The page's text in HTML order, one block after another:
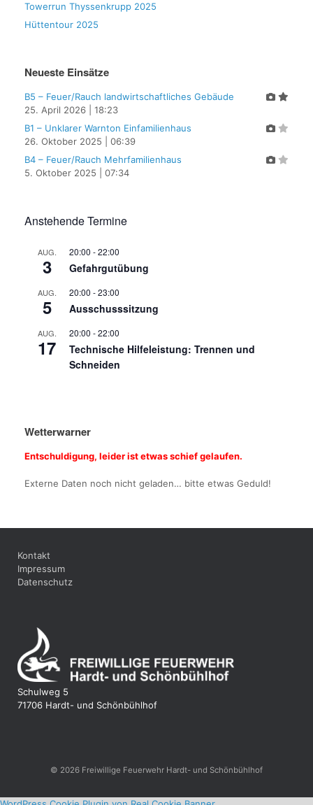
Towerrun Thyssenkrupp 2025
Hüttentour 2025
Neueste Einsätze
B5 – Feuer/Rauch landwirtschaftliches Gebäude
25. April 2026
18:23
B1 – Unklarer Warnton Einfamilienhaus
26. Oktober 2025
06:39
B4 – Feuer/Rauch Mehrfamilienhaus
5. Oktober 2025
07:34
Anstehende Termine
AUG.
3
20:00 -22:00
Gefahrgutübung
AUG.
5
20:00 -23:00
Ausschusssitzung
AUG.
17
20:00 -22:00
Technische Hilfeleistung: Trennen und
Schneiden
Wetterwarner
Entschuldigung, leider ist etwas schief gelaufen.
Externe Daten noch nicht geladen… bitte etwas Geduld!
Kontakt
Impressum
Datenschutz
Schulweg 5
71706 Hardt- und Schönbühlhof
© 2026 Freiwillige Feuerwehr Hardt- und Schönbühlhof